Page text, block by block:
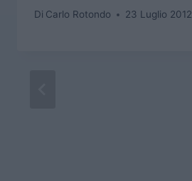
Di Carlo Rotondo 23 Luglio 2012